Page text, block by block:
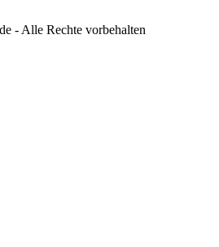
- Alle Rechte vorbehalten